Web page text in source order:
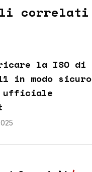
correlati
la ISO di
in modo sicuro
ufficiale